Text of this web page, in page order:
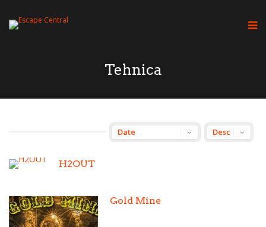
Tehnica
H2OUT
Gold Mine